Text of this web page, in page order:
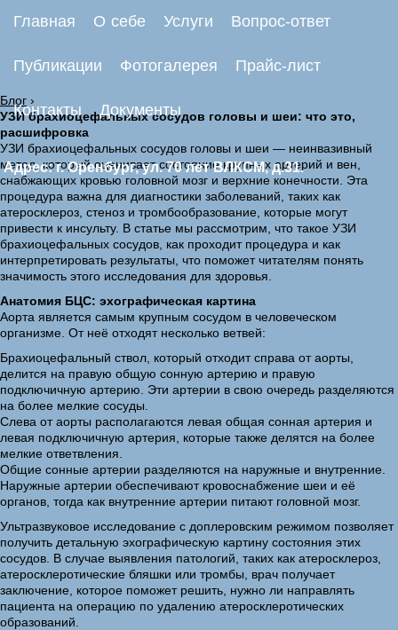
Главная О себе Услуги Вопрос-ответ
Публикации Фотогалерея Прайс-лист
Контакты Документы
Адрес: г. Оренбург, ул. 70 лет ВЛКСМ, д.31.
Блог ›
УЗИ брахиоцефальных сосудов головы и шеи: что это,
расшифровка
УЗИ брахиоцефальных сосудов головы и шеи — неинвазивный
метод, который оценивает состояние крупных артерий и вен,
снабжающих кровью головной мозг и верхние конечности. Эта
процедура важна для диагностики заболеваний, таких как
атеросклероз, стеноз и тромбообразование, которые могут
привести к инсульту. В статье мы рассмотрим, что такое УЗИ
брахиоцефальных сосудов, как проходит процедура и как
интерпретировать результаты, что поможет читателям понять
значимость этого исследования для здоровья.
Анатомия БЦС: эхографическая картина
Аорта является самым крупным сосудом в человеческом
организме. От неё отходят несколько ветвей:
Брахиоцефальный ствол, который отходит справа от аорты,
делится на правую общую сонную артерию и правую
подключичную артерию. Эти артерии в свою очередь разделяются
на более мелкие сосуды.
Слева от аорты располагаются левая общая сонная артерия и
левая подключичную артерия, которые также делятся на более
мелкие ответвления.
Общие сонные артерии разделяются на наружные и внутренние.
Наружные артерии обеспечивают кровоснабжение шеи и её
органов, тогда как внутренние артерии питают головной мозг.
Ультразвуковое исследование с доплеровским режимом позволяет
получить детальную эхографическую картину состояния этих
сосудов. В случае выявления патологий, таких как атеросклероз,
атеросклеротические бляшки или тромбы, врач получает
заключение, которое поможет решить, нужно ли направлять
пациента на операцию по удалению атеросклеротических
образований.